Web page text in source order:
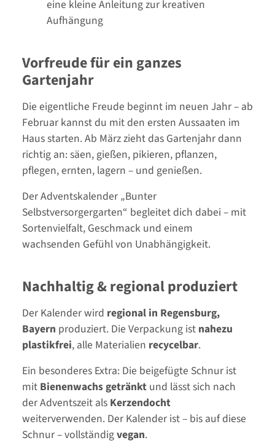
eine kleine Anleitung zur kreativen
Aufhängung
Vorfreude für ein ganzes
Gartenjahr
Die eigentliche Freude beginnt im neuen Jahr – ab
Februar kannst du mit den ersten Aussaaten im
Haus starten. Ab März zieht das Gartenjahr dann
richtig an: säen, gießen, pikieren, pflanzen,
pflegen, ernten, lagern – und genießen.
Der Adventskalender „Bunter
Selbstversorgergarten“ begleitet dich dabei – mit
Sortenvielfalt, Geschmack und einem
wachsenden Gefühl von Unabhängigkeit.
Nachhaltig & regional produziert
Der Kalender wird regional in Regensburg,
Bayern produziert. Die Verpackung ist nahezu
plastikfrei, alle Materialien recycelbar.
Ein besonderes Extra: Die beigefügte Schnur ist
mit Bienenwachs getränkt und lässt sich nach
der Adventszeit als Kerzendocht
weiterverwenden. Der Kalender ist – bis auf diese
Schnur – vollständigvegan.